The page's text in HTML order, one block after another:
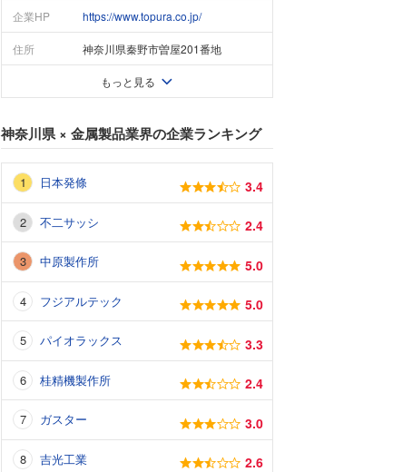
企業HP https://www.topura.co.jp/
住所 神奈川県秦野市曽屋201番地
もっと見る
神奈川県× 金属製品業界の企業ランキング
日本発條 3.4
不二サッシ 2.4
中原製作所 5.0
フジアルテック 5.0
パイオラックス 3.3
桂精機製作所 2.4
ガスター 3.0
吉光工業 2.6